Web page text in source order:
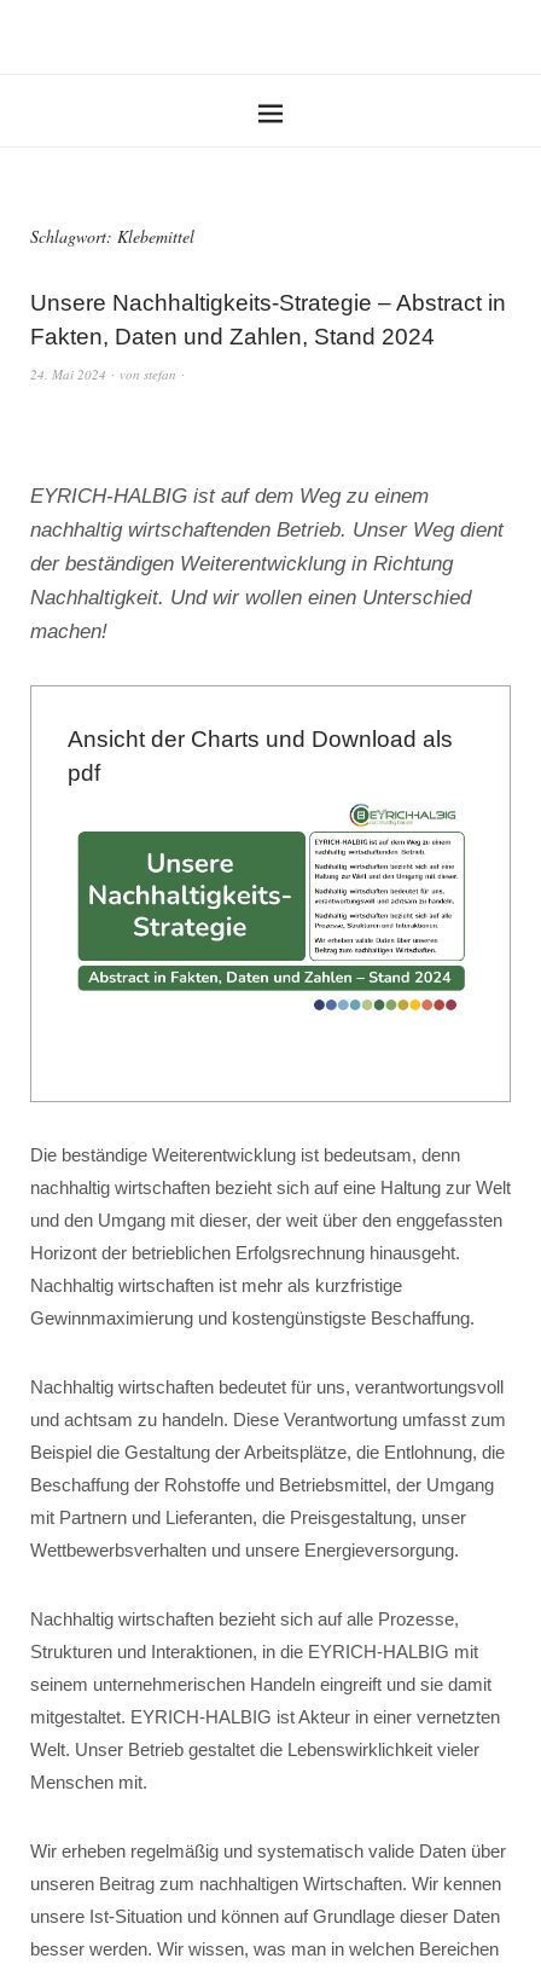
Schlagwort: Klebemittel
Unsere Nachhaltigkeits-Strategie – Abstract in
Fakten, Daten und Zahlen, Stand 2024
24. Mai 2024 von stefan
EYRICH-HALBIG ist auf dem Weg zu einem
nachhaltig wirtschaftenden Betrieb. Unser Weg dient
der beständigen Weiterentwicklung in Richtung
Nachhaltigkeit. Und wir wollen einen Unterschied
machen!
Ansicht der Charts und Download als
pdf
Die beständige Weiterentwicklung ist bedeutsam, denn
nachhaltig wirtschaften bezieht sich auf eine Haltung zur Welt
und den Umgang mit dieser, der weit über den enggefassten
Horizont der betrieblichen Erfolgsrechnung hinausgeht.
Nachhaltig wirtschaften ist mehr als kurzfristige
Gewinnmaximierung und kostengünstigste Beschaffung.
Nachhaltig wirtschaften bedeutet für uns, verantwortungsvoll
und achtsam zu handeln. Diese Verantwortung umfasst zum
Beispiel die Gestaltung der Arbeitsplätze, die Entlohnung, die
Beschaffung der Rohstoffe und Betriebsmittel, der Umgang
mit Partnern und Lieferanten, die Preisgestaltung, unser
Wettbewerbsverhalten und unsere Energieversorgung.
Nachhaltig wirtschaften bezieht sich auf alle Prozesse,
Strukturen und Interaktionen, in die EYRICH-HALBIG mit
seinem unternehmerischen Handeln eingreift und sie damit
mitgestaltet. EYRICH-HALBIG ist Akteur in einer vernetzten
Welt. Unser Betrieb gestaltet die Lebenswirklichkeit vieler
Menschen mit.
Wir erheben regelmäßig und systematisch valide Daten über
unseren Beitrag zum nachhaltigen Wirtschaften. Wir kennen
unsere Ist-Situation und können auf Grundlage dieser Daten
besser werden. Wir wissen, was man in welchen Bereichen